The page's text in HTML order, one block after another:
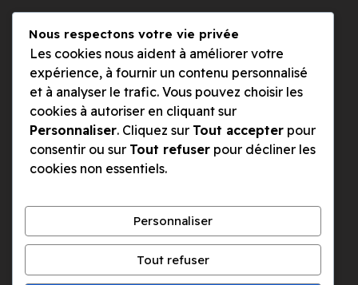
Lundi
09h00 à 12h30
Mardi, mercredi et jeudi
09h00 à 12h30 et 14h à 17H
Les lundis et vendredi après-midi, nous travaillons à
bureaux fermés. Nous pouvons bien entendu fixer un
Nous respectons votre vie privée
Les cookies nous aident à améliorer votre
expérience, à fournir un contenu personnalisé
et à analyser le trafic. Vous pouvez choisir les
cookies à autoriser en cliquant sur
Personnaliser. Cliquez sur Tout accepter pour
consentir ou sur Tout refuser pour décliner les
cookies non essentiels.
Personnaliser
Tout refuser